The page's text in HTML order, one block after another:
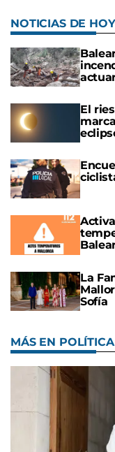
NOTICIAS DE HOY
El
La
Sofía
MÁS EN POLÍTICA